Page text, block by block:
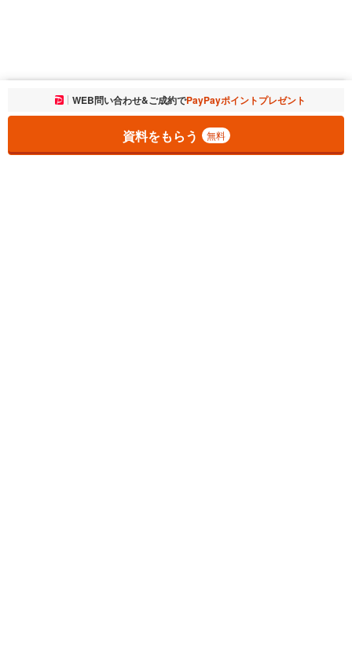
お気に入りに追加しました。 一覧を開く
WEB問い合わせ&ご成約でPayPayポイントプレゼント
資料をもらう 無料